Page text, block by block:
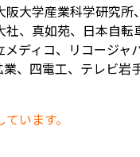
大学産業科学研究
、真如苑、日本自
ディコ、リコージ
、四電工、テレビ
います。